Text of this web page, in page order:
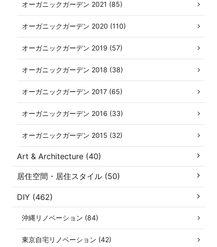
オーガニックガーデン 2021 (85)
オーガニックガーデン 2020 (110)
オーガニックガーデン 2019 (57)
オーガニックガーデン 2018 (38)
オーガニックガーデン 2017 (65)
オーガニックガーデン 2016 (33)
オーガニックガーデン 2015 (32)
Art & Architecture (40)
居住空間・居住スタイル (50)
DIY (462)
沖縄リノベーション (84)
東京自宅リノベーション (42)